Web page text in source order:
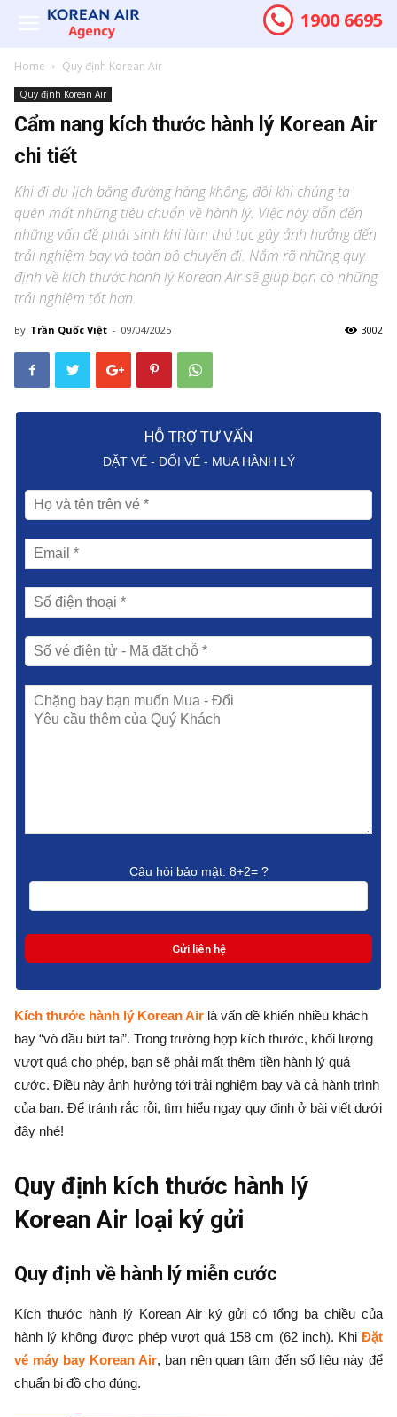
1900 6695
Home Quy định Korean Air
Quy định Korean Air
Cẩm nang kích thước hành lý Korean Air
chi tiết
Khi đi du lịch bằng đường hàng không, đôi khi chúng ta
quên mất những tiêu chuẩn về hành lý. Việc này dẫn đến
những vấn đề phát sinh khi làm thủ tục gây ảnh hưởng đến
trải nghiệm bay và toàn bộ chuyến đi. Nắm rõ những quy
định về kích thước hành lý Korean Air sẽ giúp bạn có những
trải nghiệm tốt hơn.
By Trần Quốc Việt - 09/04/2025 3002
HỖ TRỢ TƯ VẤN
ĐẶT VÉ - ĐỔI VÉ - MUA HÀNH LÝ
Câu hỏi bảo mật: 8+2= ?
Kích thước hành lý Korean Air là vấn đề khiến nhiều khách
bay “vò đầu bứt tai”. Trong trường hợp kích thước, khối lượng
vượt quá cho phép, bạn sẽ phải mất thêm tiền hành lý quá
cước. Điều này ảnh hưởng tới trải nghiệm bay và cả hành trình
của bạn. Để tránh rắc rỗi, tìm hiểu ngay quy định ở bài viết dưới
đây nhé!
Quy định kích thước hành lý
Korean Air loại ký gửi
Quy định về hành lý miễn cước
Kích thước hành lý Korean Air ký gửi có tổng ba chiều của
hành lý không được phép vượt quá 158 cm (62 inch). Khi Đặt
vé máy bay Korean Air, bạn nên quan tâm đến số liệu này để
chuẩn bị đồ cho đúng.